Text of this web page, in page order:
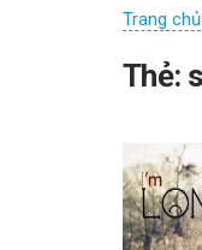
Trang chủ
Thẻ: